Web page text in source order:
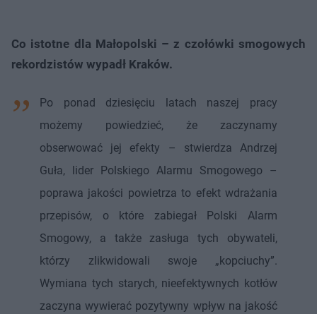
Co istotne dla Małopolski – z czołówki smogowych
rekordzistów wypadł Kraków.
Po ponad dziesięciu latach naszej pracy
możemy powiedzieć, że zaczynamy
obserwować jej efekty – stwierdza Andrzej
Guła, lider Polskiego Alarmu Smogowego –
poprawa jakości powietrza to efekt wdrażania
przepisów, o które zabiegał Polski Alarm
Smogowy, a także zasługa tych obywateli,
którzy zlikwidowali swoje „kopciuchy”.
Wymiana tych starych, nieefektywnych kotłów
zaczyna wywierać pozytywny wpływ na jakość